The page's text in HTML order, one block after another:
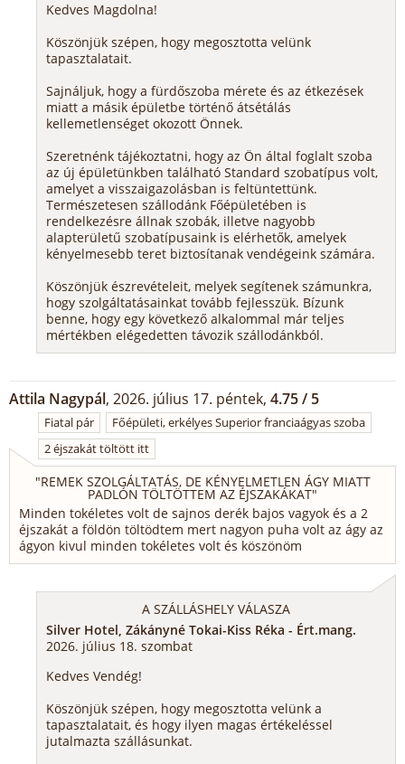
Kedves Magdolna!
Köszönjük szépen, hogy megosztotta velünk
tapasztalatait.
Sajnáljuk, hogy a fürdőszoba mérete és az étkezések
miatt a másik épületbe történő átsétálás
kellemetlenséget okozott Önnek.
Szeretnénk tájékoztatni, hogy az Ön által foglalt szoba
az új épületünkben található Standard szobatípus volt,
amelyet a visszaigazolásban is feltüntettünk.
Természetesen szállodánk Főépületében is
rendelkezésre állnak szobák, illetve nagyobb
alapterületű szobatípusaink is elérhetők, amelyek
kényelmesebb teret biztosítanak vendégeink számára.
Köszönjük észrevételeit, melyek segítenek számunkra,
hogy szolgáltatásainkat tovább fejlesszük. Bízunk
benne, hogy egy következő alkalommal már teljes
mértékben elégedetten távozik szállodánkból.
Attila Nagypál, 2026. július 17. péntek, 4.75 / 5
Fiatal pár
Főépületi, erkélyes Superior franciaágyas szoba
2 éjszakát töltött itt
"REMEK SZOLGÁLTATÁS, DE KÉNYELMETLEN ÁGY MIATT
PADLÓN TÖLTÖTTEM AZ ÉJSZAKÁKAT"
Minden tokéletes volt de sajnos derék bajos vagyok és a 2
éjszakát a földön töltödtem mert nagyon puha volt az ágy az
ágyon kivul minden tokéletes volt és köszönöm
A SZÁLLÁSHELY VÁLASZA
Silver Hotel, Zákányné Tokai-Kiss Réka - Ért.mang.
2026. július 18. szombat
Kedves Vendég!
Köszönjük szépen, hogy megosztotta velünk a
tapasztalatait, és hogy ilyen magas értékeléssel
jutalmazta szállásunkat.